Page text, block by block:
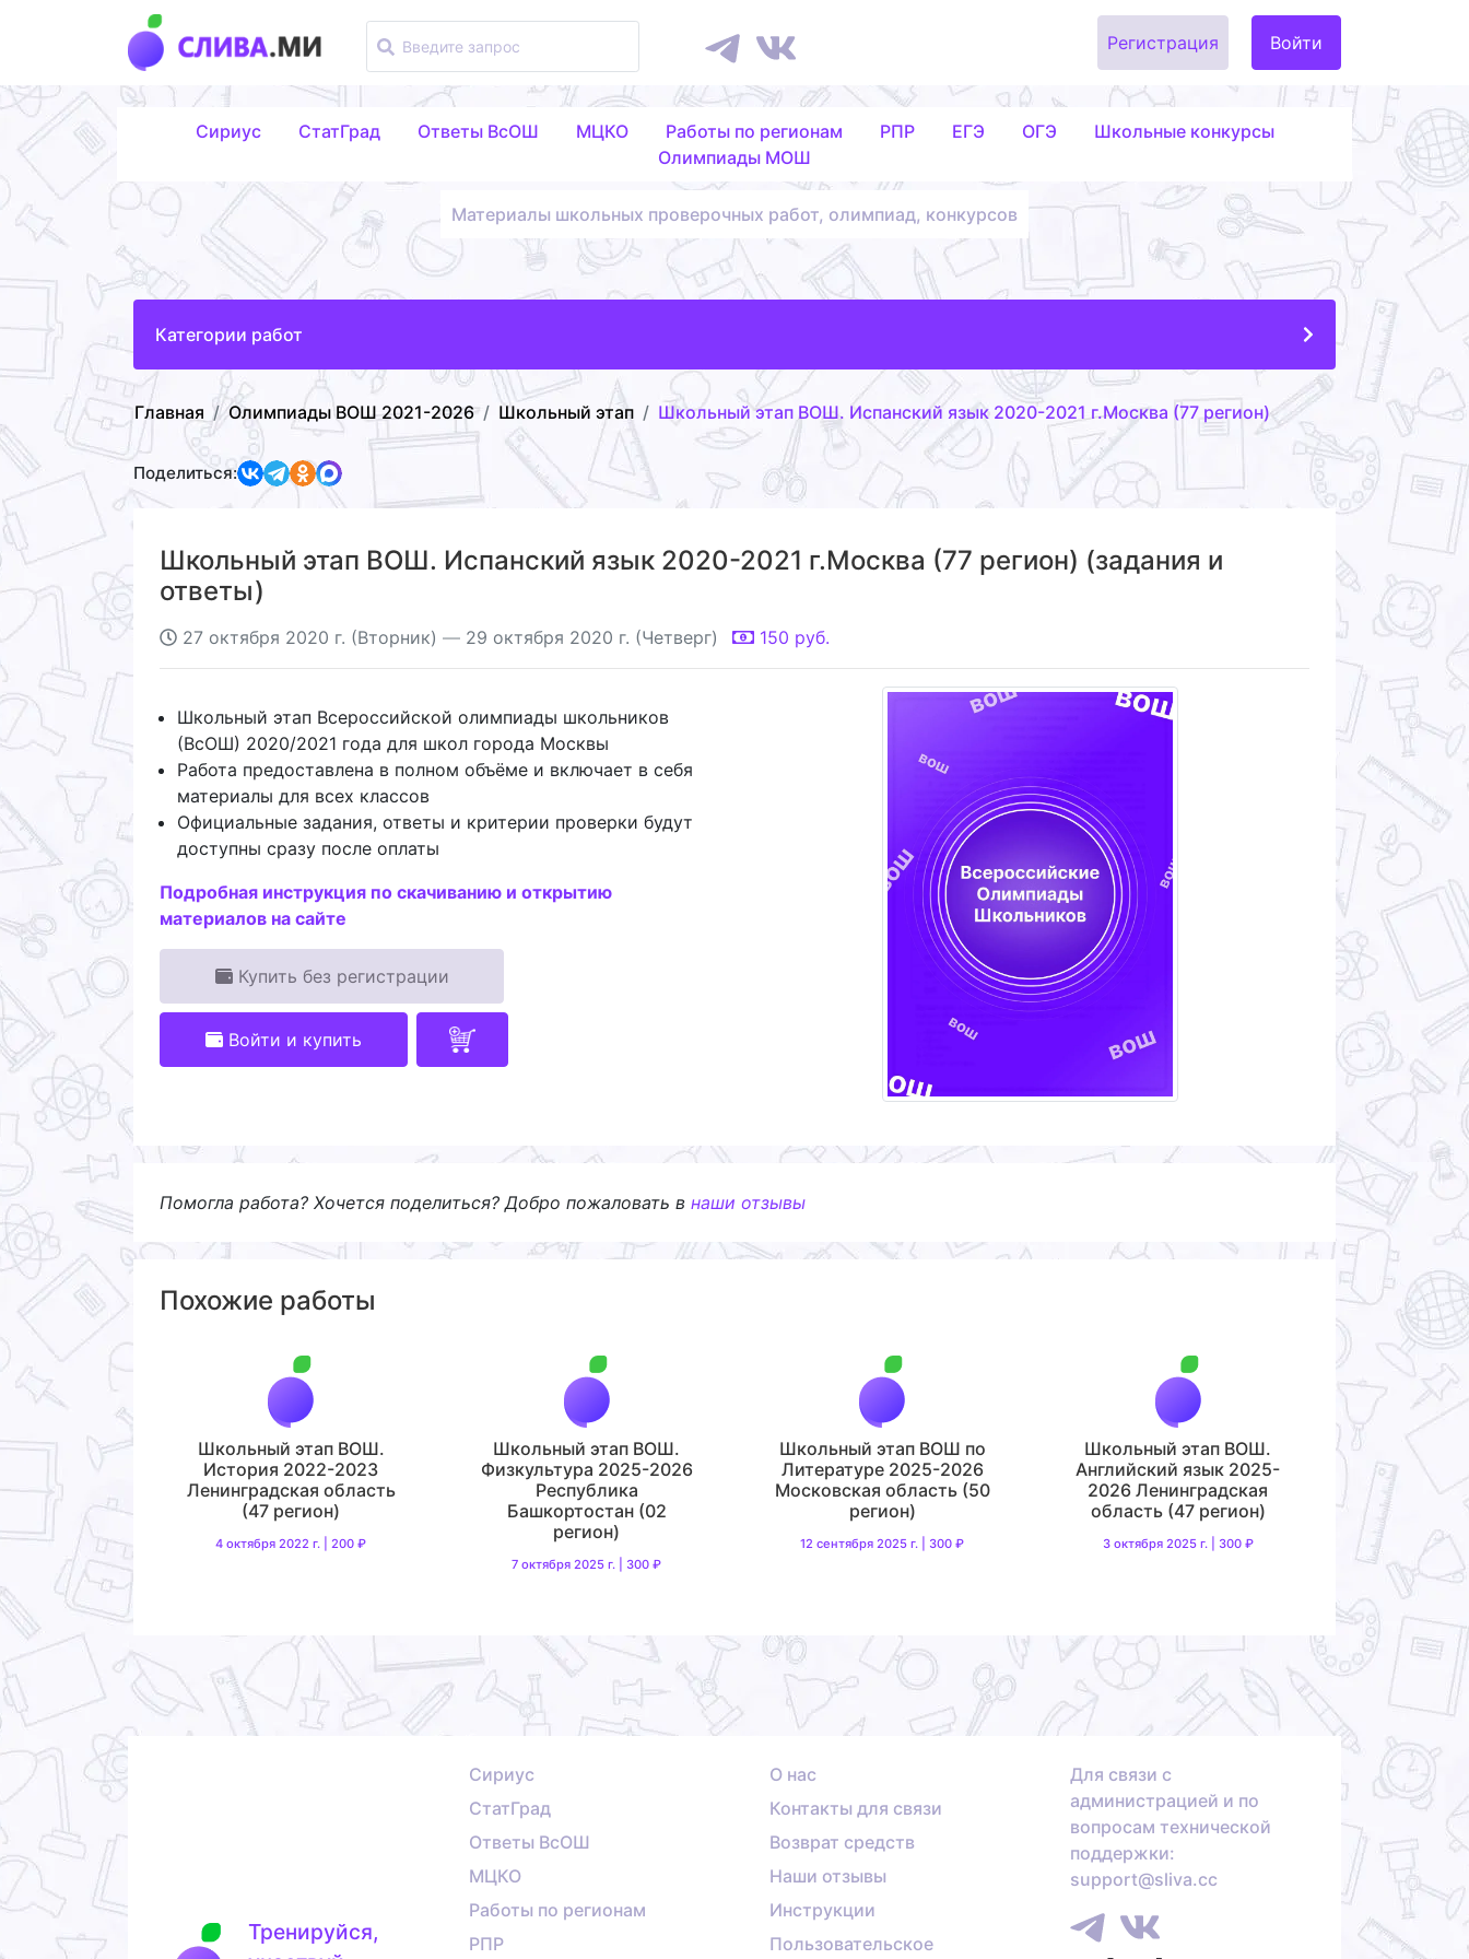
Регистрация Войти
Сириус СтатГрад Ответы ВсОШ МЦКО Работы по регионам РПР ЕГЭ ОГЭ
Школьные конкурсы
Олимпиады МОШ
Материалы школьных проверочных работ, олимпиад, конкурсов
Категории работ
Главная Олимпиады ВОШ 2021-2026 Школьный этап Школьный этап ВОШ. Испанский язык 2020-2021 г.Москва (77 регион)
Поделиться:
Школьный этап ВОШ. Испанский язык 2020-2021 г.Москва (77 регион) (задания и
ответы)
27 октября 2020 г. (Вторник) — 29 октября 2020 г. (Четверг) 150 руб.
Школьный этап Всероссийской олимпиады школьников
(ВсОШ) 2020/2021 года для школ города Москвы
Работа предоставлена в полном объёме и включает в себя
материалы для всех классов
Официальные задания, ответы и критерии проверки будут
доступны сразу после оплаты
Подробная инструкция по скачиванию и открытию
материалов на сайте
Купить без регистрации
Войти и купить
Помогла работа? Хочется поделиться? Добро пожаловать в наши отзывы
Похожие работы
Школьный этап ВОШ.
История 2022-2023
Ленинградская область
(47 регион)
4 октября 2022 г. | 200 ₽
Школьный этап ВОШ.
Физкультура 2025-2026
Республика
Башкортостан (02
регион)
7 октября 2025 г. | 300 ₽
Школьный этап ВОШ по
Литературе 2025-2026
Московская область (50
регион)
12 сентября 2025 г. | 300 ₽
Школьный этап ВОШ.
Английский язык 2025-
2026 Ленинградская
область (47 регион)
3 октября 2025 г. | 300 ₽
Тренируйся,
Сириус
СтатГрад
Ответы ВсОШ
МЦКО
Работы по регионам
РПР
О нас
Контакты для связи
Возврат средств
Наши отзывы
Инструкции
Пользовательское
Для связи с
администрацией и по
вопросам технической
поддержки:
support@sliva.cc